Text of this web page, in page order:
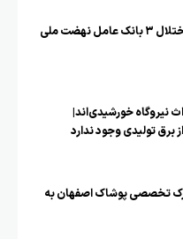
سکوت بانک مرکزی از اختلال ۳ بانک عامل نهضت ملی
نیروگاه خورشیدی‌اند|
برق تولیدی وجود ندارد
تخصصی پوشاک اصفهان به